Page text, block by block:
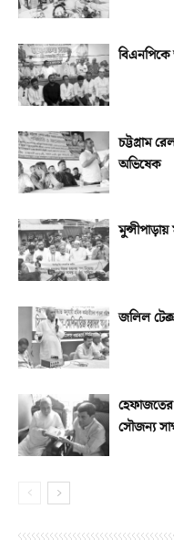
চট্টগ্রাম
অভিষেক
জলিল
হেফাজতের
সৌজন্য